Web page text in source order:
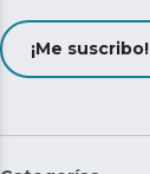
¡Me suscribo!